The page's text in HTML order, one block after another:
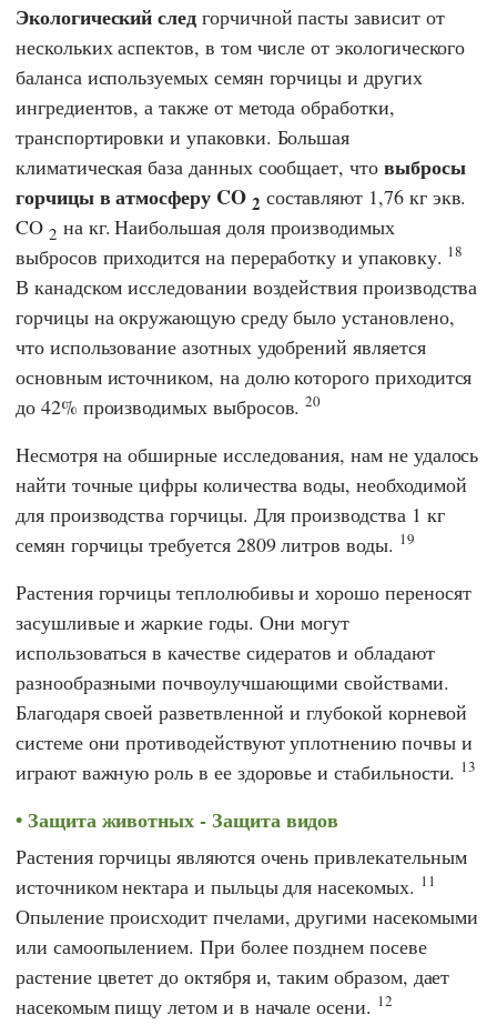
Экологический след горчичной пасты зависит от
нескольких аспектов, в том числе от экологического
баланса используемых семян горчицы и других
ингредиентов, а также от метода обработки,
транспортировки и упаковки. Большая
климатическая база данныхсообщает, что выбросы
горчицы в атмосферу CO 2 составляют 1,76 кг экв.
CO 2 на кг. Наибольшая доля производимых
выбросов приходится на переработку и упаковку. 18
В канадском исследовании воздействия производства
горчицы на окружающую среду было установлено,
что использование азотных удобрений является
основным источником, на долю которого приходится
до 42% производимых выбросов.20
Несмотря на обширные исследования, нам не удалось
найти точные цифры количества воды, необходимой
для производства горчицы. Для производства 1 кг
семян горчицы требуется 2809 литров воды. 19
Растения горчицы теплолюбивы и хорошо переносят
засушливые и жаркие годы. Они могут
использоваться в качестве сидератов и обладают
разнообразными почвоулучшающими свойствами.
Благодаря своей разветвленной и глубокой корневой
системе они противодействуют уплотнению почвы и
играют важную роль в ее здоровье и стабильности. 13
Защита животных - Защита видов
Растения горчицы являются очень привлекательным
источником нектара и пыльцы для насекомых. 11
Опыление происходит пчелами, другими насекомыми
или самоопылением. При более позднем посеве
растение цветет до октября и, таким образом, дает
насекомым пищу летом и в начале осени. 12